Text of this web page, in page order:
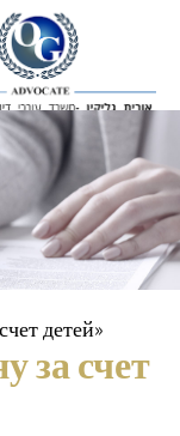
детей»
за счет